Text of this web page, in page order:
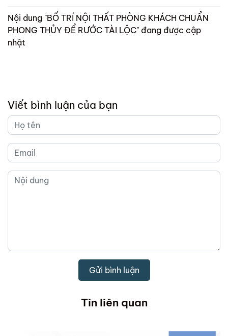
Nội dung "BỐ TRÍ NỘI THẤT PHÒNG KHÁCH CHUẨN
PHONG THỦY ĐỂ RƯỚC TÀI LỘC" đang được cập
nhật
Viết bình luận của bạn
Gửi bình luận
Tin liên quan